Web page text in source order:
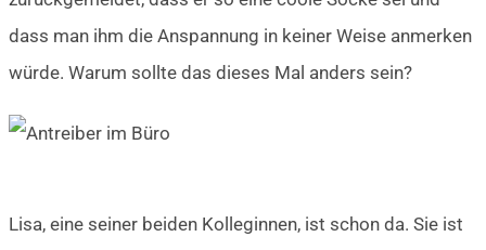
dass man ihm die Anspannung in keiner Weise anmerken
würde. Warum sollte das dieses Mal anders sein?
Lisa, eine seiner beiden Kolleginnen, ist schon da. Sie ist